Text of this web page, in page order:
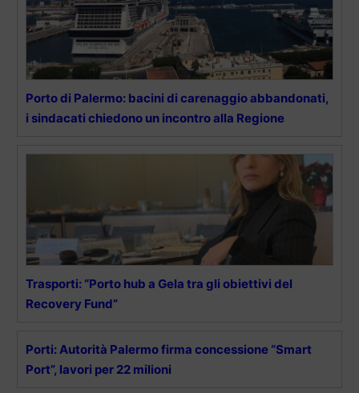
Porto di Palermo: bacini di carenaggio abbandonati,
i sindacati chiedono un incontro alla Regione
Trasporti: “Porto hub a Gela tra gli obiettivi del
Recovery Fund”
Porti: Autorità Palermo firma concessione “Smart
Port”, lavori per 22 milioni